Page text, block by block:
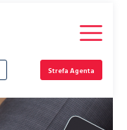
Strefa Agenta